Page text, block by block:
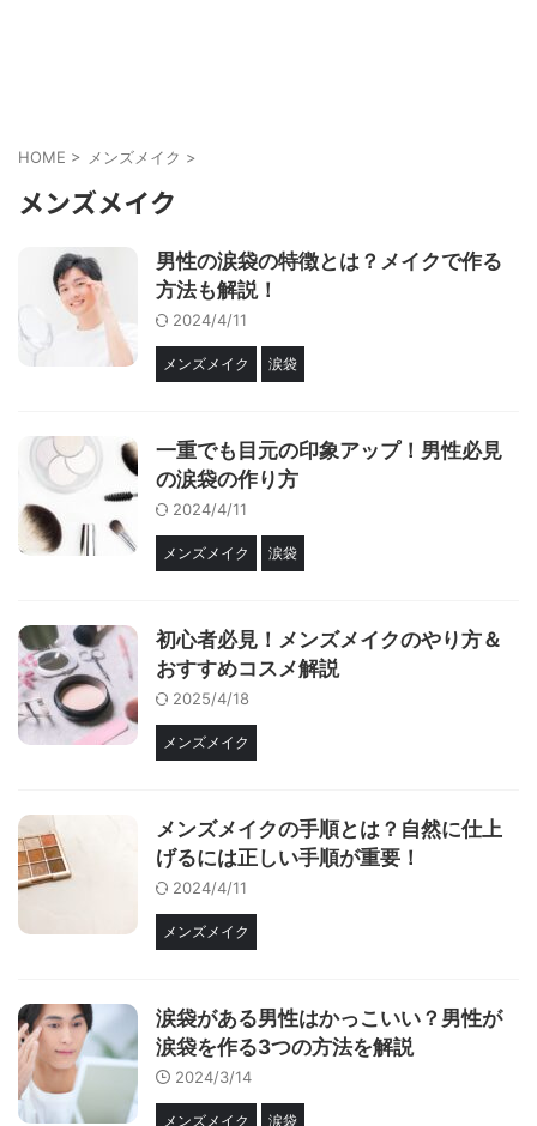
HOME > メンズメイク >
メンズメイク
男性の涙袋の特徴とは？メイクで作る
方法も解説！
2024/4/11
メンズメイク 涙袋
一重でも目元の印象アップ！男性必見
の涙袋の作り方
2024/4/11
メンズメイク 涙袋
初心者必見！メンズメイクのやり方＆
おすすめコスメ解説
2025/4/18
メンズメイク
メンズメイクの手順とは？自然に仕上
げるには正しい手順が重要！
2024/4/11
メンズメイク
涙袋がある男性はかっこいい？男性が
涙袋を作る3つの方法を解説
2024/3/14
メンズメイク 涙袋